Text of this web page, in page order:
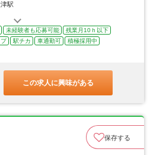
駅
未経験者も応募可能
残業月10ｈ以下
駅チカ 車通勤可
積極採用中
この求人に興味がある
保存する